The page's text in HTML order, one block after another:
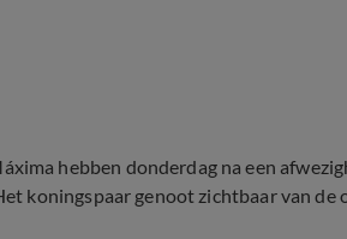
hebben donderdag na een
koningspaar genoot zichtbaar van de